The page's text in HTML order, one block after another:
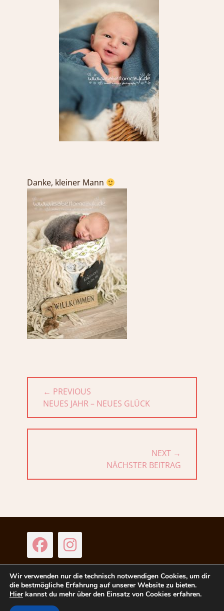
Danke, kleiner Mann
Beitragsnavigation
← PREVIOUS
PREVIOUS
POST:
NEUES JAHR – NEUES GLÜCK
NEXT →
POST:
NÄCHSTER BEITRAG
Facebook
Instagram
Copyright © 2026Isabel Tomczyk Photography. All Rights
Wir verwenden nur die technisch notwendigen Cookies, um dir
die bestmögliche Erfahrung auf unserer Website zu bieten.
Hierkannst du mehr über den Einsatz von Cookies erfahren.